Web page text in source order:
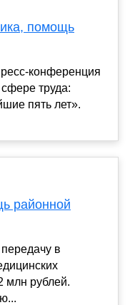
помощь
конференция
труда:
пять лет».
районной
в
млн рублей.